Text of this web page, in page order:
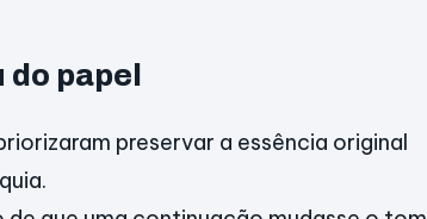
papel
preservar a essência original